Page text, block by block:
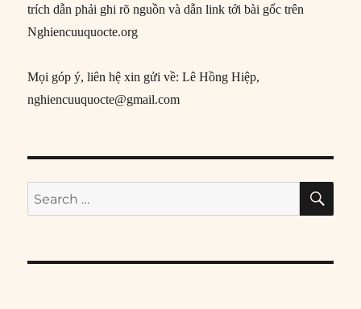
trích dẫn phải ghi rõ nguồn và dẫn link tới bài gốc trên
Nghiencuuquocte.org
Mọi góp ý, liên hệ xin gửi về: Lê Hồng Hiệp,
nghiencuuquocte@gmail.com
Search
for: